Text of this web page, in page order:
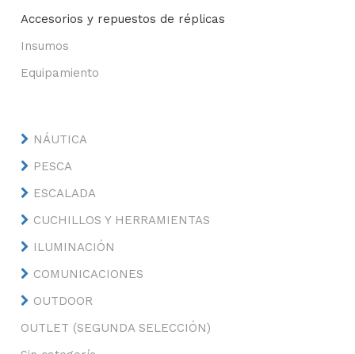
Accesorios y repuestos de réplicas
Insumos
Equipamiento
NÁUTICA
PESCA
ESCALADA
CUCHILLOS Y HERRAMIENTAS
ILUMINACIÓN
COMUNICACIONES
OUTDOOR
OUTLET (SEGUNDA SELECCIÓN)